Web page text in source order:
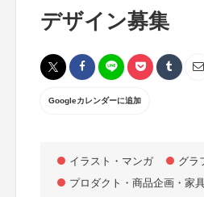
デザイン募集
Googleカレンダーに追加
イラスト・マンガ
グラ
プロダクト・商品企画・家